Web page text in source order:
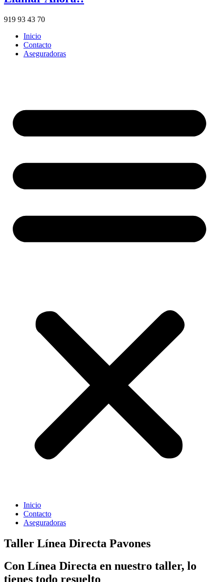
919 93 43 70
Inicio
Contacto
Aseguradoras
Inicio
Contacto
Aseguradoras
Taller Línea Directa Pavones
Con Línea Directa en nuestro taller, lo
tienes todo resuelto